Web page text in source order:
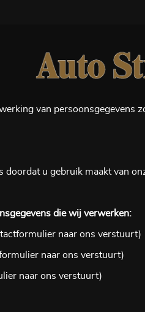
van persoonsgegevens
u gebruik maakt van
die wij verwerken:
naar ons verstuurt)
naar ons verstuurt)
naar ons verstuurt)